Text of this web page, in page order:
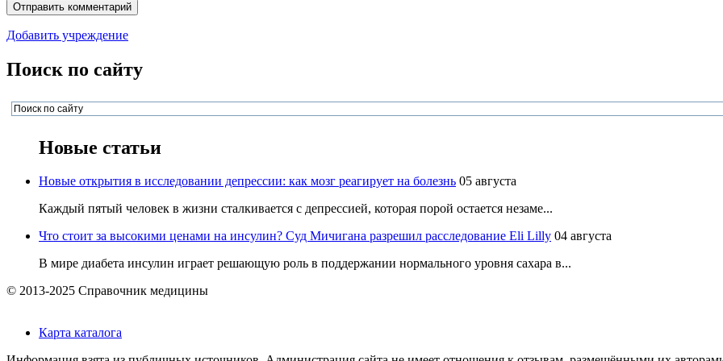
Добавить учреждение
Поиск по сайту
Новые статьи
Новые открытия в исследовании депрессии: как мозг реагирует на болезнь 05 августа
Каждый пятый человек в жизни сталкивается с депрессией, которая порой остается незаме...
Что стоит за высокими ценами на инсулин? Суд Мичигана разрешил расследование Eli Lilly 04 августа
В мире диабета инсулин играет решающую роль в поддержании нормального уровня сахара в...
© 2013-2025 Справочник медицины
Карта каталога